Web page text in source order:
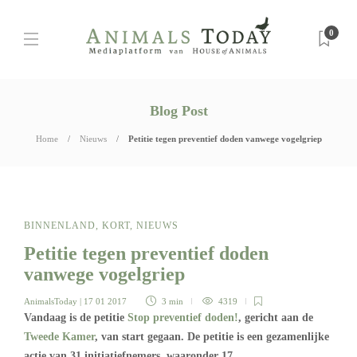
0
Blog Post
Home Nieuws Petitie tegen preventief doden vanwege vogelgriep
BINNENLAND, KORT, NIEUWS
Petitie tegen preventief doden
vanwege vogelgriep
AnimalsToday | 17 01 2017 3 min 4319
Vandaag is de petitie Stop preventief doden!, gericht aan de
Tweede Kamer, van start gegaan. De petitie is een gezamenlijke